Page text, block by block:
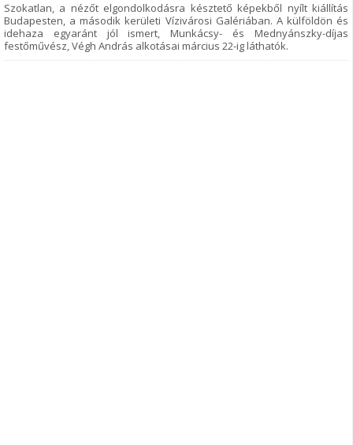
Szokatlan, a nézőt elgondolkodásra késztető képekből nyílt kiállítás
Budapesten, a második kerületi Vízivárosi Galériában. A külföldön és
idehaza egyaránt jól ismert, Munkácsy- és Mednyánszky-díjas
festőművész, Végh András alkotásai március 22-ig láthatók.